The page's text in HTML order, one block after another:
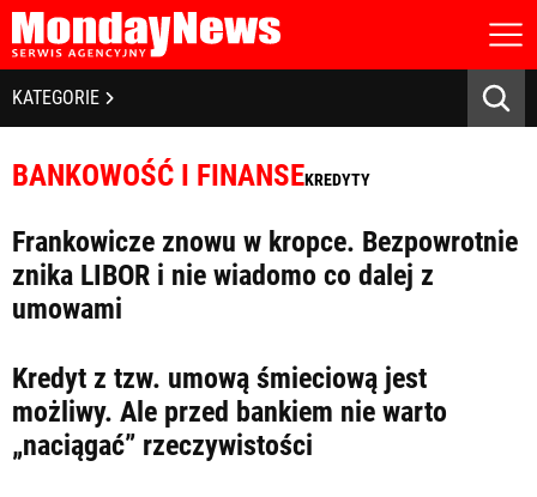
STRONA GŁÓWNA
O NAS
POLITYKA PRYWATNOŚCI
LICENCJA
KONTAKT
Zapamiętaj mnie
Zapomniałeś hasła?
Kliknij tutaj
zaloguj się
KATEGORIE
BIZNES I GOSPODARKA
BANKOWOŚĆ I FINANSE
SPOŁECZEŃSTWO
EDUKACJA
MEDIA
ZDROWIE I URODA
BANKOWOŚĆ I FINANSEKREDYTY
Frankowicze znowu w kropce. Bezpowrotnie
znika LIBOR i nie wiadomo co dalej z
umowami
Kredyt z tzw. umową śmieciową jest
możliwy. Ale przed bankiem nie warto
„naciągać” rzeczywistości